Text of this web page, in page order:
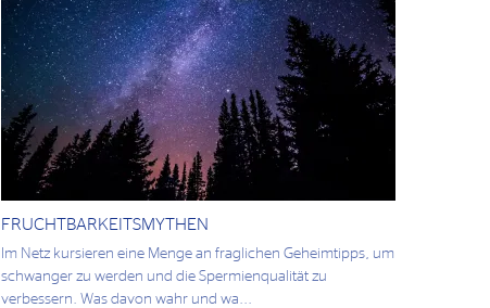
FRUCHTBARKEITSMYTHEN
Im Netz kursieren eine Menge an fraglichen Geheimtipps, um
schwanger zu werden und die Spermienqualität zu
verbessern. Was davon wahr und wa...